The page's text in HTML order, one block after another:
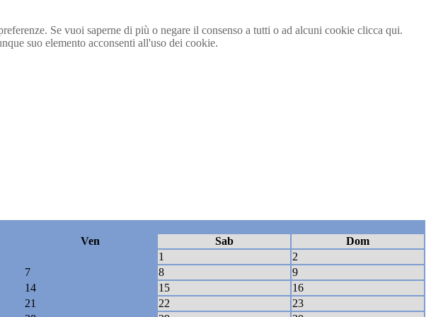
Se vuoi saperne di più o negare il consenso a tutti o ad alcuni cookie clicca qui.
suo elemento acconsenti all'uso dei cookie.
Ven Sab
Dom
1
2
7 8
9
14 15
16
21 22
23